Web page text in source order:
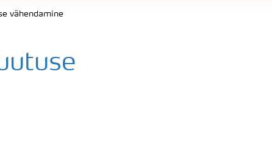
vähendamine